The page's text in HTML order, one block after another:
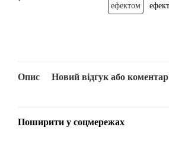
Опис Новий відгук або коментар
Поширити у соцмережах